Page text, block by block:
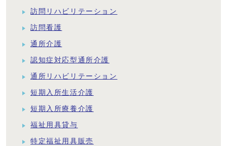
訪問リハビリテーション
訪問看護
通所介護
認知症対応型通所介護
通所リハビリテーション
短期入所生活介護
短期入所療養介護
福祉用具貸与
特定福祉用具販売